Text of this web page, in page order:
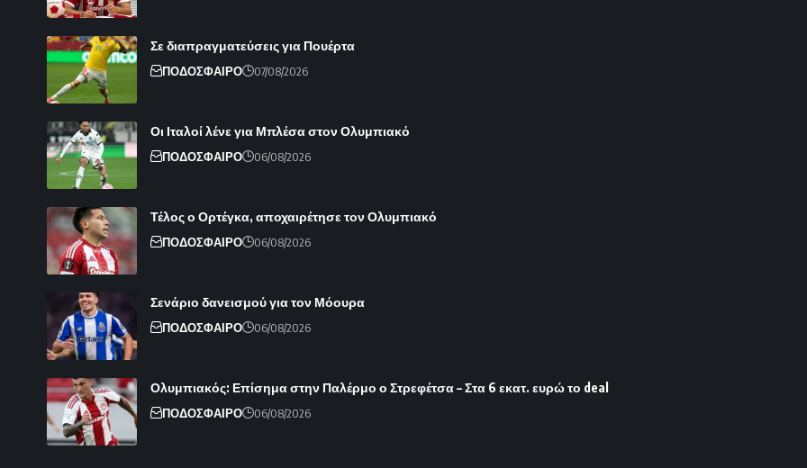
Σε διαπραγματεύσεις για Πουέρτα
ΠΟΔΟΣΦΑΙΡΟ 07/08/2026
Οι Ιταλοί λένε για Μπλέσα στον Ολυμπιακό
ΠΟΔΟΣΦΑΙΡΟ 06/08/2026
Τέλος ο Ορτέγκα, αποχαιρέτησε τον Ολυμπιακό
ΠΟΔΟΣΦΑΙΡΟ 06/08/2026
Σενάριο δανεισμού για τον Μόουρα
ΠΟΔΟΣΦΑΙΡΟ 06/08/2026
Ολυμπιακός: Επίσημα στην Παλέρμο ο Στρεφέτσα – Στα 6 εκατ. ευρώ το deal
ΠΟΔΟΣΦΑΙΡΟ 06/08/2026